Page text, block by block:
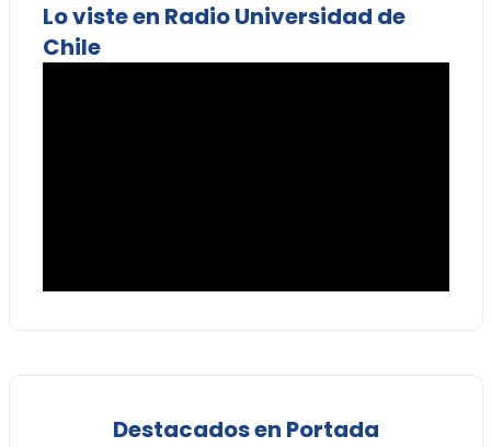
Lo viste en Radio Universidad de
Chile
Destacados en Portada